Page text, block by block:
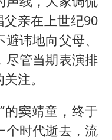
父亲在上世纪90
讳地向父母、
尽管当期表演排
注。
的窦靖童，终于
个时代逝去，流